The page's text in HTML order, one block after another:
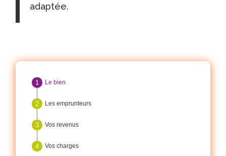
adaptée.
Le bien
Les emprunteurs
Vos revenus
Vos charges